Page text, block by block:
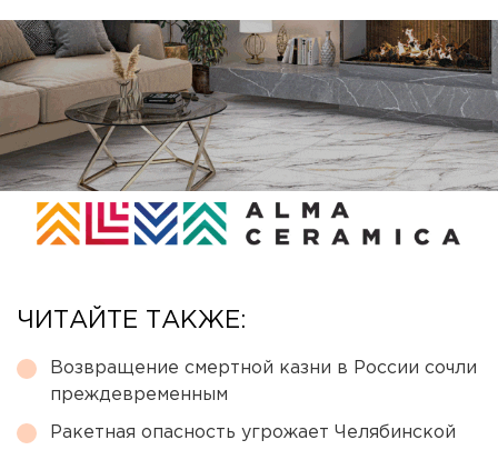
ЧИТАЙТЕ ТАКЖЕ:
Возвращение смертной казни в России сочли
преждевременным
Ракетная опасность угрожает Челябинской